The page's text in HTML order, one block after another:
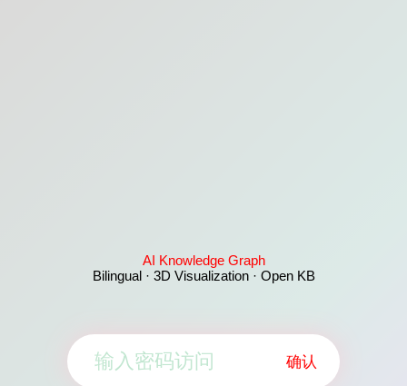
AI Knowledge Graph
Bilingual · 3D Visualization · Open KB
确认